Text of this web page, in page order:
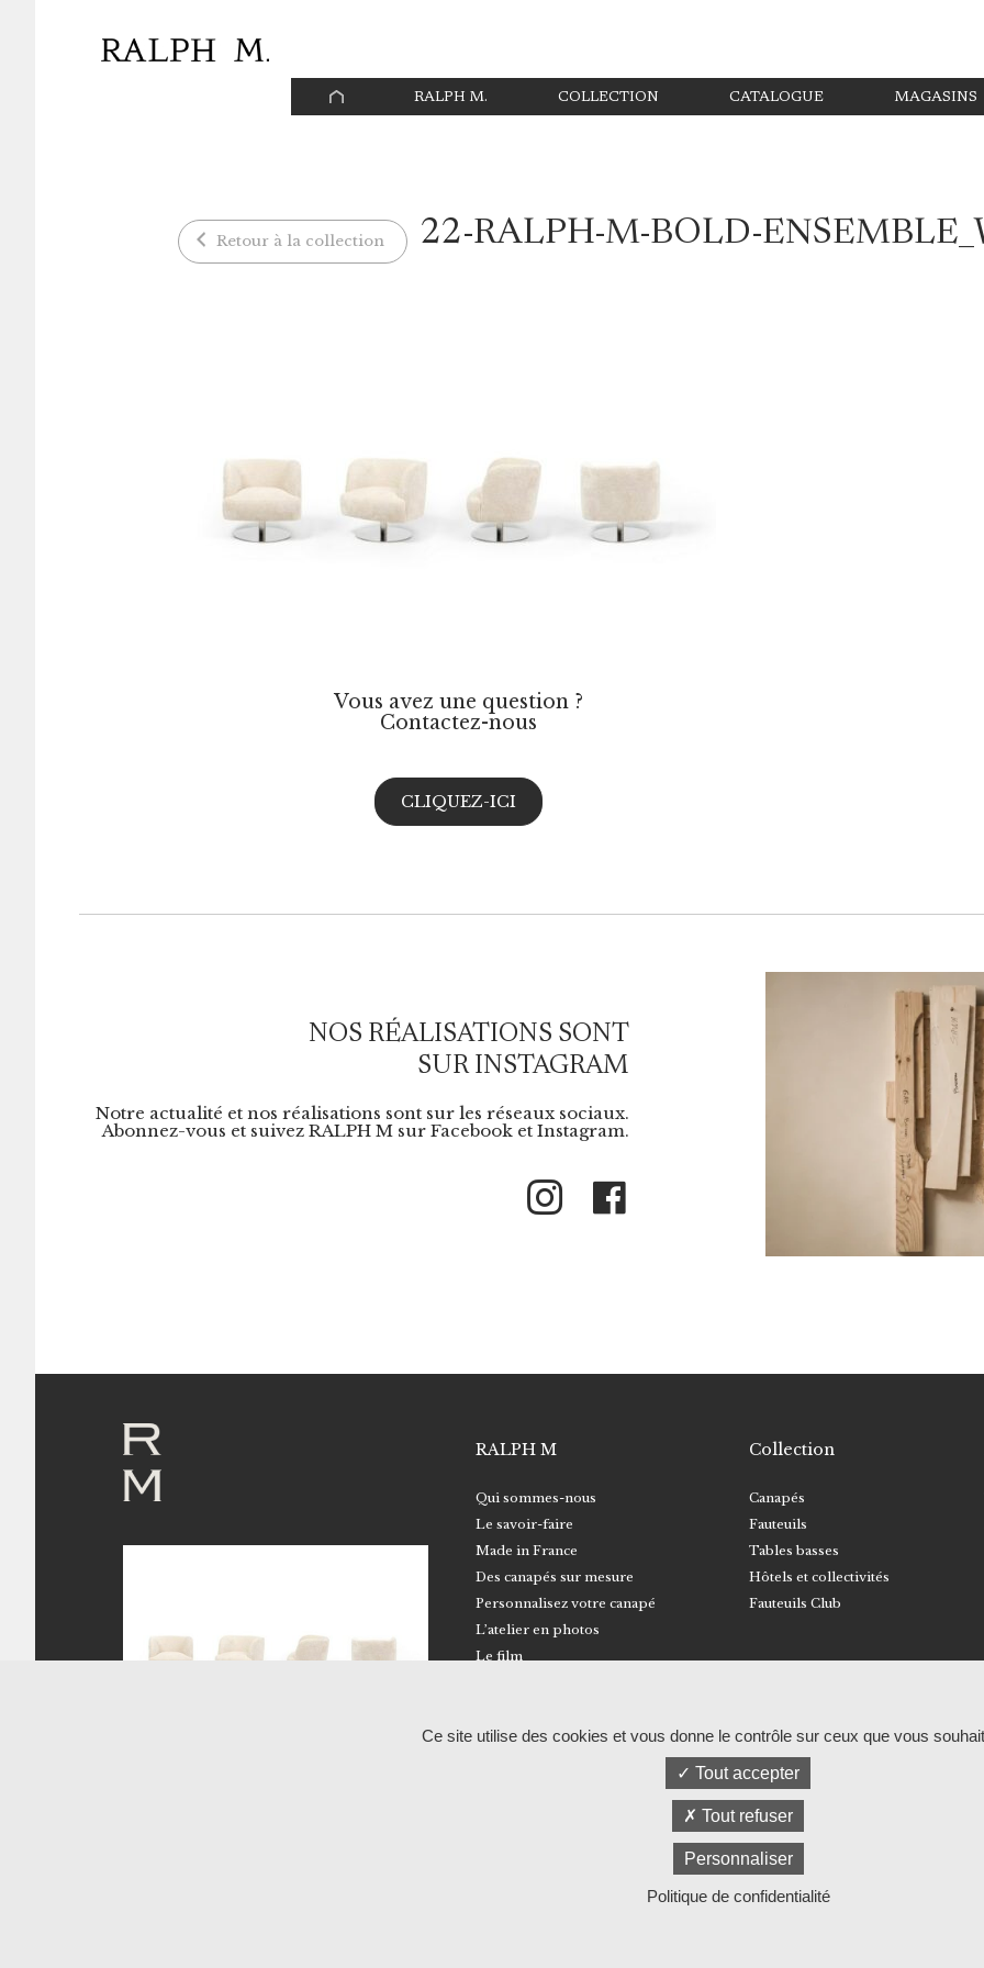
PAGE
D’ACCUEIL
RALPH M. COLLECTION CATALOGUE MAGASINS
22-RALPH-M-BOLD-
Retour à la collection
Vous avez une question ?
Contactez-nous
CLIQUEZ-ICI
NOS RÉALISATIONS SONT
SUR INSTAGRAM
Notre actualité et nos réalisations sont sur les réseaux sociaux.
Abonnez-vous et suivez RALPH M sur Facebook et Instagram.
Instagram
RALPH M
Qui sommes-nous
Le savoir-faire
Made in France
Des canapés sur mesure
Personnalisez votre canapé
L’atelier en photos
Le film
Collection
Canapés
Fauteuils
Tables basses
Hôtels et collectivités
Fauteuils Club
© RALPH M Mentions légales et politique de
Ce site utilise des cookies et vous donne le contrôle sur ceux que vous
Tout accepter
Tout refuser
Personnaliser
Politique de confidentialité